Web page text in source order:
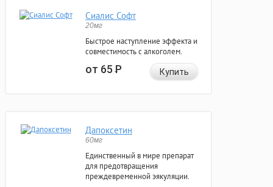
Сиалис Софт
20мг
Быстрое наступление эффекта и
совместимость с алкоголем.
от 65Р Купить
Дапоксетин
60мг
Единственный в мире препарат
для предотвращения
преждевременной эякуляции.